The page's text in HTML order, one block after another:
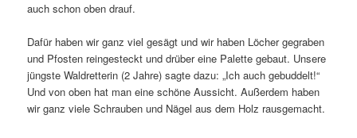
auch schon oben drauf.
Dafür haben wir ganz viel gesägt und wir haben Löcher gegraben
und Pfosten reingesteckt und drüber eine Palette gebaut. Unsere
jüngste Waldretterin (2 Jahre) sagte dazu: „Ich auch gebuddelt!“
Und von oben hat man eine schöne Aussicht. Außerdem haben
wir ganz viele Schrauben und Nägel aus dem Holz rausgemacht.